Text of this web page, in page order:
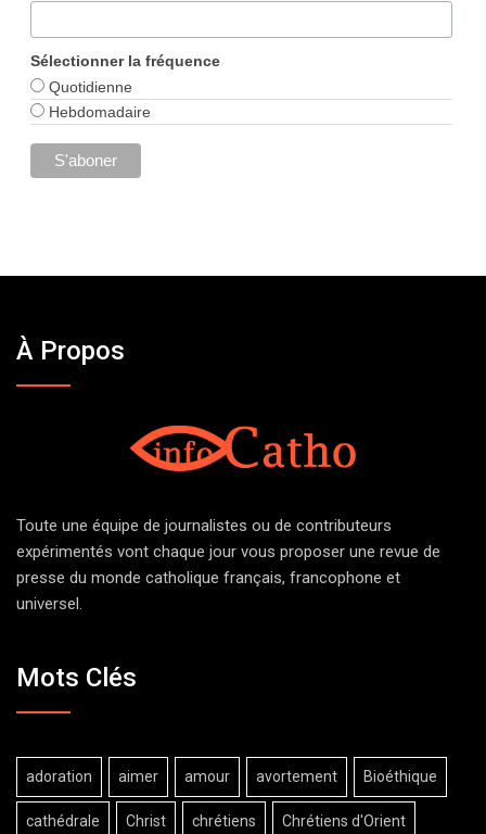
Sélectionner la fréquence
Quotidienne
Hebdomadaire
À Propos
Toute une équipe de journalistes ou de contributeurs
expérimentés vont chaque jour vous proposer une revue de
presse du monde catholique français, francophone et
universel.
Mots Clés
adoration aimer amour avortement Bioéthique
cathédrale Christ chrétiens Chrétiens d'Orient